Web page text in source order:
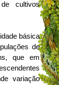
cultivos
básica
de
que em
variação